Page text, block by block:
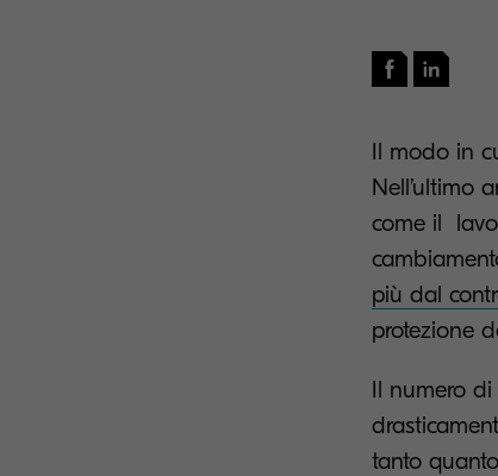
Il modo in
Nell’ultimo
come il
più dal
protezione
Il numero
tanto